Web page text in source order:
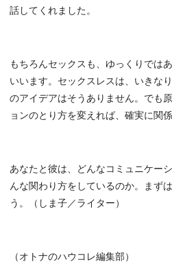
話してくれました。
もちろんセックスも、ゆっくりでは
いいます。セックスレスは、いきな
のアイデアはそうありません。でも
ョンのとり方を変えれば、確実に関
あなたと彼は、どんなコミュニケー
んな関わり方をしているのか。まず
う。（しま子／ライター）
（オトナのハウコレ編集部）